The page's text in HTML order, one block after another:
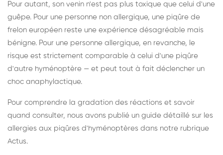
Pour autant, son venin n'est pas plus toxique que celui d'une
guêpe. Pour une personne non allergique, une piqûre de
frelon européen reste une expérience désagréable mais
bénigne. Pour une personne allergique, en revanche, le
risque est strictement comparable à celui d'une piqûre
d'autre hyménoptère — et peut tout à fait déclencher un
choc anaphylactique.
Pour comprendre la gradation des réactions et savoir
quand consulter, nous avons publié un guide détaillé sur les
allergies aux piqûres d'hyménoptères dans notre rubrique
Actus.